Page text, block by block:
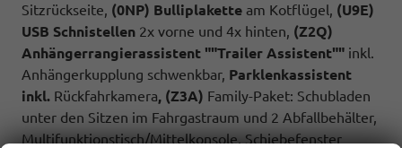
Sitzrückseite, (0NP) Bulliplakette am Kotflügel, (U9E)
USB Schnistellen 2x vorne und 4x hinten, (Z2Q)
Anhängerrangierassistent ""Trailer Assistent"" inkl.
Anhängerkupplung schwenkbar, Parklenkassistent
inkl. Rückfahrkamera, (Z3A) Family-Paket: Schubladen
unter den Sitzen im Fahrgastraum und 2 Abfallbehälter,
Multifunktionstisch/Mittelkonsole, Schiebefenster